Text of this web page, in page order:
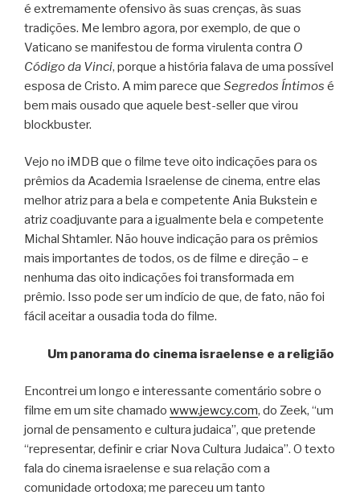
é extremamente ofensivo às suas crenças, às suas
tradições. Me lembro agora, por exemplo, de que o
Vaticano se manifestou de forma virulenta contra O
Código da Vinci, porque a história falava de uma possível
esposa de Cristo. A mim parece que Segredos Íntimos é
bem mais ousado que aquele best-seller que virou
blockbuster.
Vejo no iMDB que o filme teve oito indicações para os
prêmios da Academia Israelense de cinema, entre elas
melhor atriz para a bela e competente Ania Bukstein e
atriz coadjuvante para a igualmente bela e competente
Michal Shtamler. Não houve indicação para os prêmios
mais importantes de todos, os de filme e direção – e
nenhuma das oito indicações foi transformada em
prêmio. Isso pode ser um indício de que, de fato, não foi
fácil aceitar a ousadia toda do filme.
Um panorama do cinema israelense e a religião
Encontrei um longo e interessante comentário sobre o
filme em um site chamado www.jewcy.com, do Zeek, “um
jornal de pensamento e cultura judaica”, que pretende
“representar, definir e criar Nova Cultura Judaica”. O texto
fala do cinema israelense e sua relação com a
comunidade ortodoxa; me pareceu um tanto